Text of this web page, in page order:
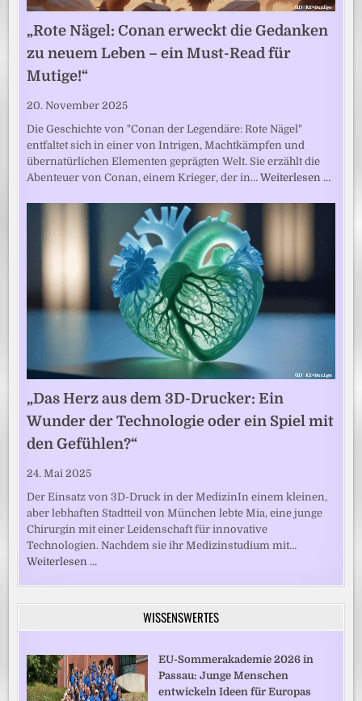
„Rote Nägel: Conan erweckt die Gedanken
zu neuem Leben – ein Must-Read für
Mutige!“
20. November 2025
Die Geschichte von "Conan der Legendäre: Rote Nägel"
entfaltet sich in einer von Intrigen, Machtkämpfen und
übernatürlichen Elementen geprägten Welt. Sie erzählt die
Abenteuer von Conan, einem Krieger, der in…Weiterlesen …
„Das Herz aus dem 3D-Drucker: Ein
Wunder der Technologie oder ein Spiel mit
den Gefühlen?“
24. Mai 2025
Der Einsatz von 3D-Druck in der MedizinIn einem kleinen,
aber lebhaften Stadtteil von München lebte Mia, eine junge
Chirurgin mit einer Leidenschaft für innovative
Technologien. Nachdem sie ihr Medizinstudium mit…
Weiterlesen …
WISSENSWERTES
EU-Sommerakademie 2026 in
Passau: Junge Menschen
entwickeln Ideen für Europas